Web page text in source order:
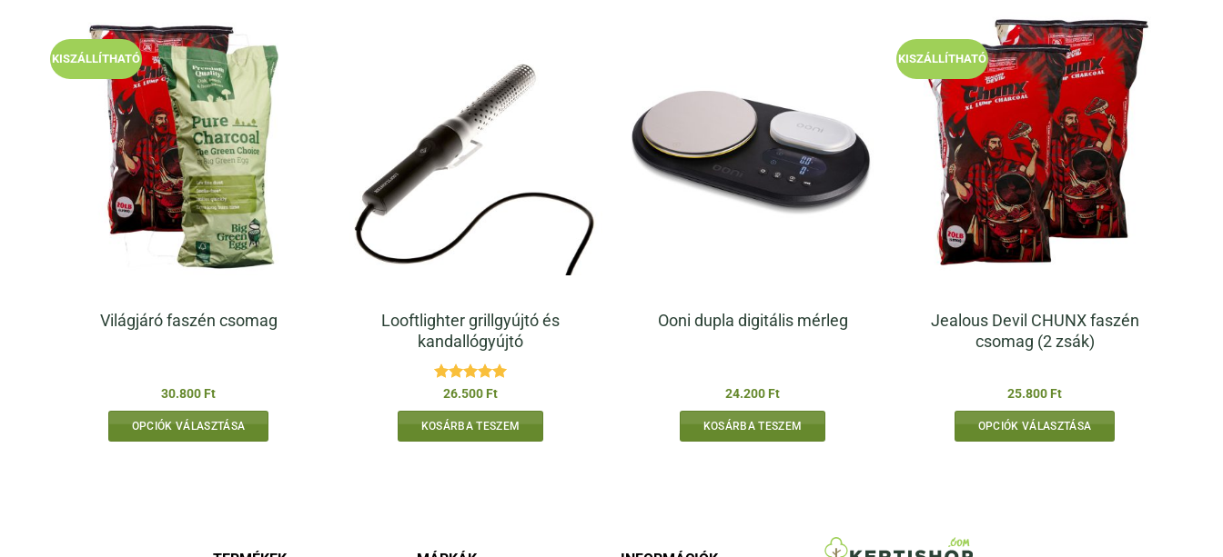
KISZÁLLÍTHATÓ
Világjáró faszén csomag
30.800 Ft
OPCIÓK VÁLASZTÁSA
Looftlighter grillgyújtó és
kandallógyújtó
Értékelés:5
26.500 Ft
KOSÁRBA TESZEM
Ooni dupla digitális mérleg
24.200 Ft
KOSÁRBA TESZEM
KISZÁLLÍTHATÓ
Jealous Devil CHUNX faszén
csomag (2 zsák)
25.800 Ft
OPCIÓK VÁLASZTÁSA